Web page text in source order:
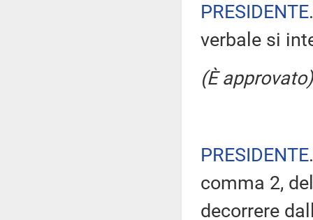
PRESIDENTE
verbale si
(È approvato)
PRESIDENTE
comma 2,
decorrere